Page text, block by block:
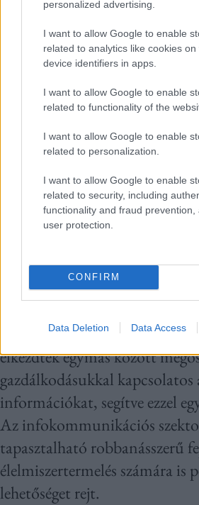
personalized advertising.
I want to allow Google to enable
related to analytics like cookies on
device identifiers in apps.
I want to allow Google to enable
related to functionality of the
I want to allow Google to enable
related to personalization.
I want to allow Google to enable
related to security, including
functionality and fraud prevention,
user protection.
CONFIRM
Data Deletion Data Access
innovatív megoldási
ilyen terület az
2016-ban, dékáni
foglalkozni, az akkori
egyfajta hobbiként.
tudással és tapasztalattal
informatikus oktató és kutató
fantáziát ebben a területben,
közös gondolkodás. Akkor még
lesz-e ebből bármi, de bíztunk
A szakirodalom szerint az
amikor is kanadai
elkezdték egymás között
gazdálkodásukkal kapcsolatos
információkat, segítve ezzel
Az infokommunikációs
tapasztalható robbanásszerű
élelmiszertermelés számára is
lehetőséget rejt.